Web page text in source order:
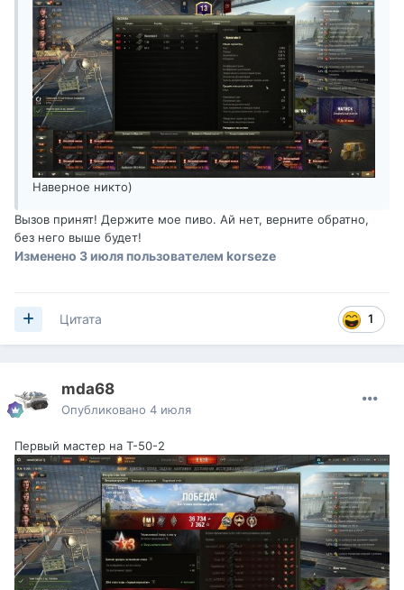
Наверное никто)
Вызов принят! Держите мое пиво. Ай нет, верните обратно,
без него выше будет!
Изменено 3 июля пользователем korseze
1
Цитата
mda68
Опубликовано 4 июля
Первый мастер на Т-50-2